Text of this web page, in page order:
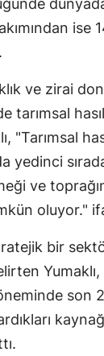
ise
ve zirai
tarımsal
"Tarımsal
yedinci
ve
oluyor."
bir
son